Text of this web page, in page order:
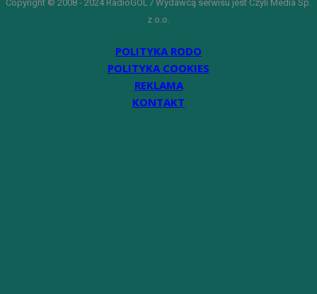
Copyright © 2008 - 2024 RadioGOL / Wydawcą serwisu jest Czyli Media Sp.
z o.o.
POLITYKA RODO
POLITYKA COOKIES
REKLAMA
KONTAKT